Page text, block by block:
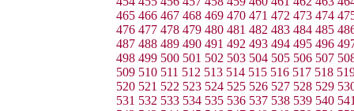
465 466 467 468 469 470 471 472 473 474
476 477 478 479 480 481 482 483 484 485
487 488 489 490 491 492 493 494 495 496
498 499 500 501 502 503 504 505 506 507
509 510 511 512 513 514 515 516 517 518
520 521 522 523 524 525 526 527 528 529
531 532 533 534 535 536 537 538 539 540